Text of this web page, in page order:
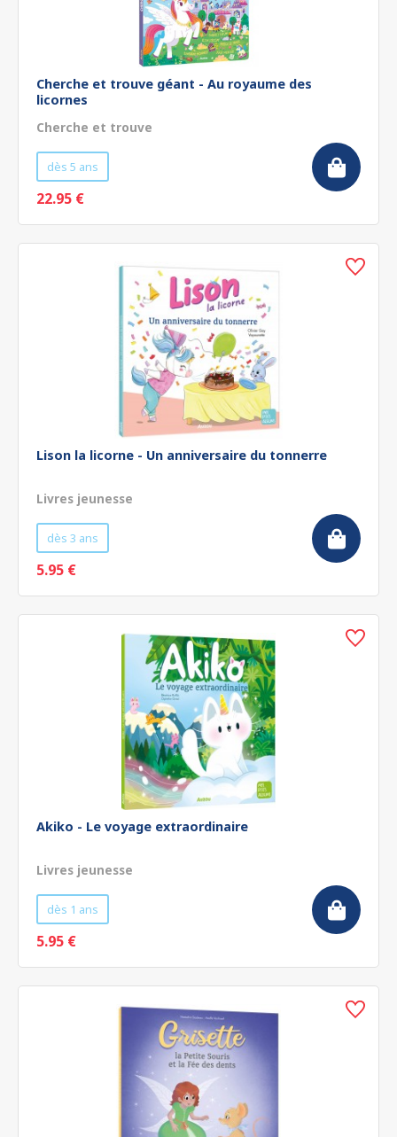
Cherche et trouve géant - Au royaume des
licornes
Cherche et trouve
dès 5 ans
22.95 €
Lison la licorne - Un anniversaire du tonnerre
Livres jeunesse
dès 3 ans
5.95 €
Akiko - Le voyage extraordinaire
Livres jeunesse
dès 1 ans
5.95 €